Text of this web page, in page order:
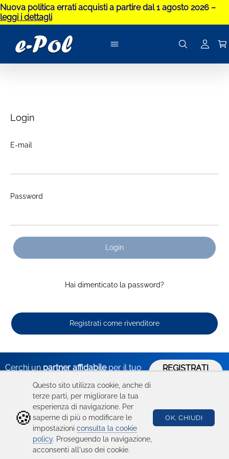
Nuova politica errati acquisti a partire dal 1 agosto 2026 –
leggi i dettagli
Login
E-mail
Password
Login
Hai dimenticato la password?
Registrati come rivenditore
Cerchi un partner affidabileper il tuo
REGISTRATI
Hai bisogno
di aiuto?
Condizioni d'uso
Catalogo
Ricambi
Device
Seguici su
🍪
Questo sito utilizza cookie, anche di
terze parti, per migliorare la tua
esperienza di navigazione. Per
saperne di più o modificare le
impostazioni consulta la cookie
policy. Proseguendo la navigazione,
acconsenti all'uso dei cookie.
OK, CHIUDI